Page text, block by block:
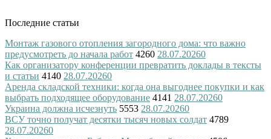
Последние статьи
Монтаж газового отопления загородного дома: что важно
предусмотреть до начала работ 4260 28.07.20260
Как организатору конференции превратить доклады в тексты
и статьи 4140 28.07.20260
Аренда складской техники: когда она выгоднее покупки и как
выбрать подходящее оборудование 4141 28.07.20260
Украина должна исчезнуть 5553 28.07.20260
ВСУ точно получат десятки тысяч новых солдат 4789
28.07.20260